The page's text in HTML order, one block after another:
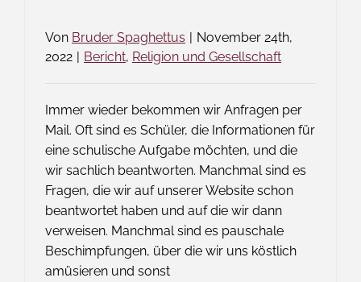
Von Bruder Spaghettus | November 24th,
2022 | Bericht, Religion und Gesellschaft
Immer wieder bekommen wir Anfragen per
Mail. Oft sind es Schüler, die Informationen für
eine schulische Aufgabe möchten, und die
wir sachlich beantworten. Manchmal sind es
Fragen, die wir auf unserer Website schon
beantwortet haben und auf die wir dann
verweisen. Manchmal sind es pauschale
Beschimpfungen, über die wir uns köstlich
amüsieren und sonst